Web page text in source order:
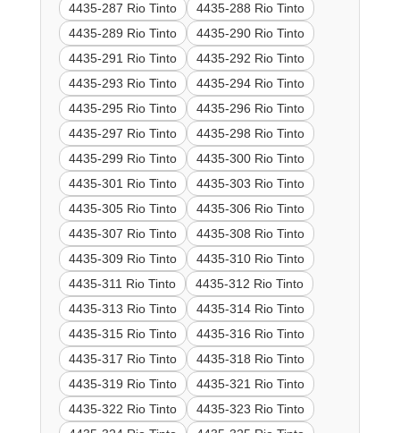
4435-287 Rio Tinto
4435-288 Rio Tinto
4435-289 Rio Tinto
4435-290 Rio Tinto
4435-291 Rio Tinto
4435-292 Rio Tinto
4435-293 Rio Tinto
4435-294 Rio Tinto
4435-295 Rio Tinto
4435-296 Rio Tinto
4435-297 Rio Tinto
4435-298 Rio Tinto
4435-299 Rio Tinto
4435-300 Rio Tinto
4435-301 Rio Tinto
4435-303 Rio Tinto
4435-305 Rio Tinto
4435-306 Rio Tinto
4435-307 Rio Tinto
4435-308 Rio Tinto
4435-309 Rio Tinto
4435-310 Rio Tinto
4435-311 Rio Tinto
4435-312 Rio Tinto
4435-313 Rio Tinto
4435-314 Rio Tinto
4435-315 Rio Tinto
4435-316 Rio Tinto
4435-317 Rio Tinto
4435-318 Rio Tinto
4435-319 Rio Tinto
4435-321 Rio Tinto
4435-322 Rio Tinto
4435-323 Rio Tinto